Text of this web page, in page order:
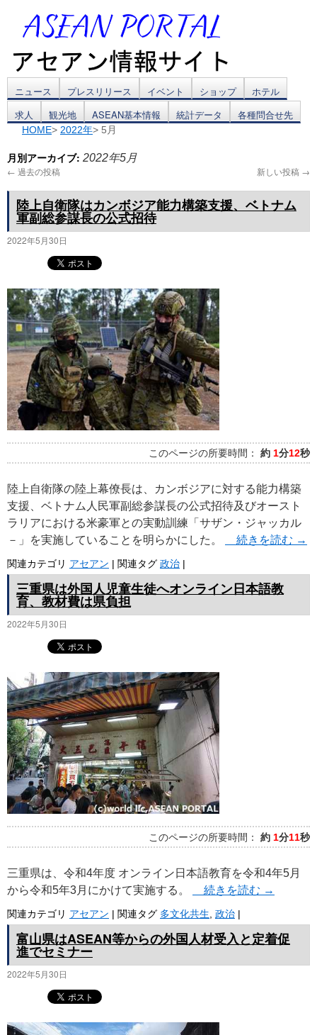
コ
ン
ン
ツ
へ
ッ
プ
ニュース プレスリリース イベント ショップ
ホテル
求人
観光地 ASEAN基本情報 統計データ 各種問合せ先
HOME> 2022年> 5月
月別アーカイブ: 2022年5月
← 過去の投稿 新しい投稿 →
陸上自衛隊はカンボジア能力構築支援、ベトナム
軍副総参謀長の公式招待
2022年5月30日
このページの所要時間： 約 1分12秒
陸上自衛隊の陸上幕僚長は、カンボジアに対する能力構築
支援、ベトナム人民軍副総参謀長の公式招待及びオースト
ラリアにおける米豪軍との実動訓練「サザン・ジャッカル
－」を実施していることを明らかにした。
続きを読む →
関連カテゴリ アセアン | 関連タグ 政治 |
三重県は外国人児童生徒へオンライン日本語教
育、教材費は県負担
2022年5月30日
このページの所要時間： 約 1分11秒
三重県は、令和4年度 オンライン日本語教育を令和4年5月
から令和5年3月にかけて実施する。
続きを読む →
関連カテゴリ アセアン | 関連タグ 多文化共生 政治 |
富山県はASEAN等からの外国人材受入と定着促
進でセミナー
2022年5月30日